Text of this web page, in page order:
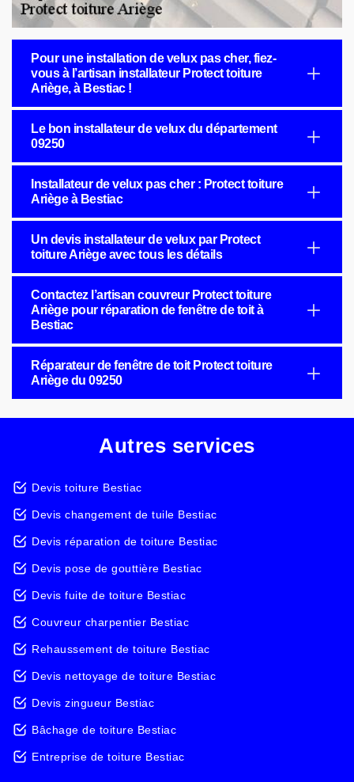
Pour une installation de velux pas cher, fiez-
vous à l’artisan installateur Protect toiture
Ariège, à Bestiac !
Le bon installateur de velux du département
09250
Installateur de velux pas cher : Protect toiture
Ariège à Bestiac
Un devis installateur de velux par Protect
toiture Ariège avec tous les détails
Contactez l’artisan couvreur Protect toiture
Ariège pour réparation de fenêtre de toit à
Bestiac
Réparateur de fenêtre de toit Protect toiture
Ariège du 09250
Autres services
Devis toiture Bestiac
Devis changement de tuile Bestiac
Devis réparation de toiture Bestiac
Devis pose de gouttière Bestiac
Devis fuite de toiture Bestiac
Couvreur charpentier Bestiac
Rehaussement de toiture Bestiac
Devis nettoyage de toiture Bestiac
Devis zingueur Bestiac
Bâchage de toiture Bestiac
Entreprise de toiture Bestiac